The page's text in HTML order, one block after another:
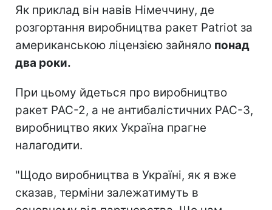
Як приклад він навів Німеччину, де
розгортання виробництва ракет Patriot за
американською ліцензією зайняло понад
два роки.
При цьому йдеться про виробництво
ракет PAC-2, а не антибалістичних PAC-3,
виробництво яких Україна прагне
налагодити.
"Щодо виробництва в Україні, як я вже
сказав, терміни залежатимуть в